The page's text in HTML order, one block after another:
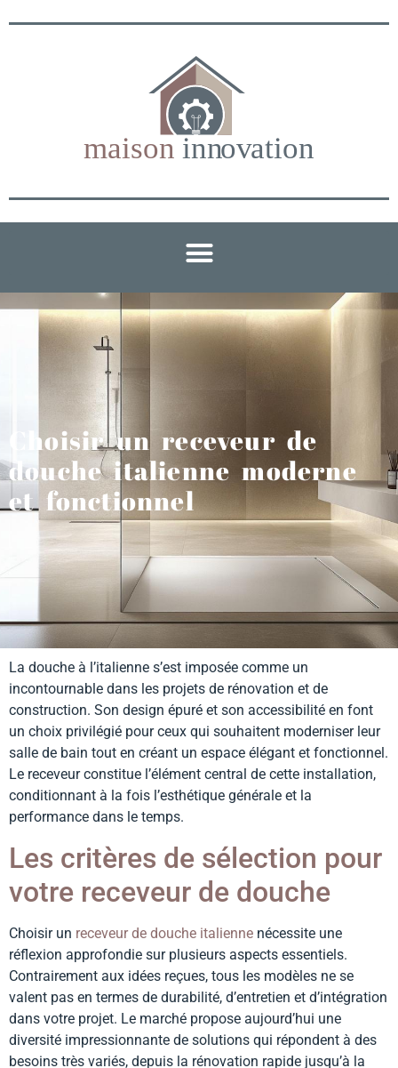
Choisir un receveur de
douche italienne moderne
et fonctionnel
La douche à l’italienne s’est imposée comme un
incontournable dans les projets de rénovation et de
construction. Son design épuré et son accessibilité en font
un choix privilégié pour ceux qui souhaitent moderniser leur
salle de bain tout en créant un espace élégant et fonctionnel.
Le receveur constitue l’élément central de cette installation,
conditionnant à la fois l’esthétique générale et la
performance dans le temps.
Les critères de sélection pour
votre receveur de douche
Choisir un receveur de douche italienne nécessite une
réflexion approfondie sur plusieurs aspects essentiels.
Contrairement aux idées reçues, tous les modèles ne se
valent pas en termes de durabilité, d’entretien et d’intégration
dans votre projet. Le marché propose aujourd’hui une
diversité impressionnante de solutions qui répondent à des
besoins très variés, depuis la rénovation rapide jusqu’à la